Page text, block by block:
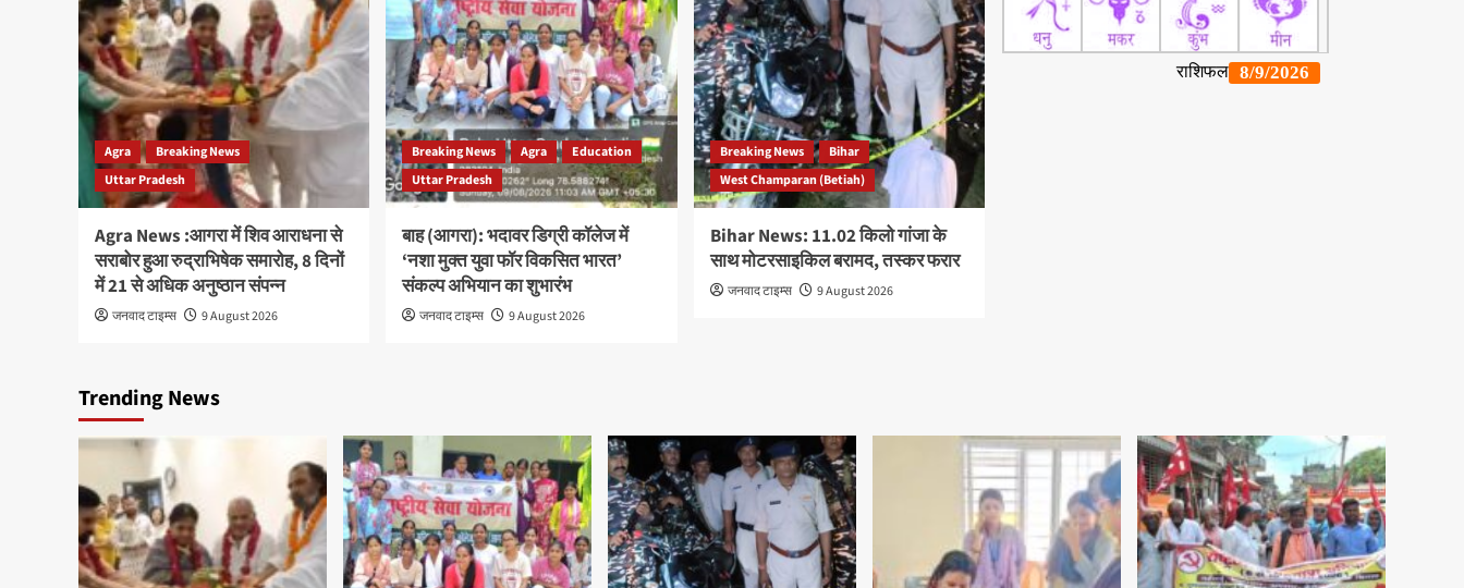
Agra
Breaking News
Uttar Pradesh
Agra News :आगरा में शिव आराधना से
सराबोर हुआ रुद्राभिषेक समारोह, 8 दिनों
में 21 से अधिक अनुष्ठान संपन्न
जनवाद टाइम्स 9 August 2026
Breaking News Agra
Education
Uttar Pradesh
बाह (आगरा): भदावर डिग्री कॉलेज में
‘नशा मुक्त युवा फॉर विकसित भारत’
संकल्प अभियान का शुभारंभ
जनवाद टाइम्स 9 August 2026
Breaking News
Bihar
West Champaran (Betiah)
Bihar News: 11.02 किलो गांजा के
साथ मोटरसाइकिल बरामद, तस्कर फरार
जनवाद टाइम्स 9 August 2026
Trending News